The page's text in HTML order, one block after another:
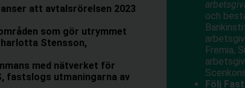
att avtalsrörelsen 2023
som gör utrymmet
Stensson,
med nätverket för
fastslogs utmaningarna av
och
Fremia,
Följ